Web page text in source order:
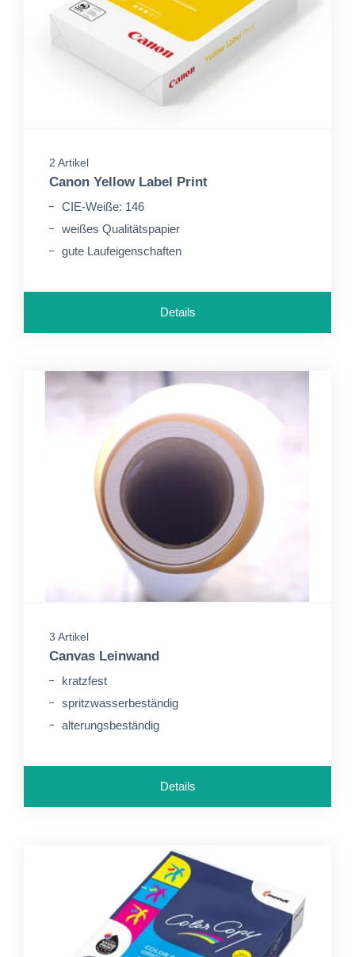
2 Artikel
Canon Yellow Label Print
CIE-Weiße: 146
weißes Qualitätspapier
gute Laufeigenschaften
Details
3 Artikel
Canvas Leinwand
kratzfest
spritzwasserbeständig
alterungsbeständig
Details